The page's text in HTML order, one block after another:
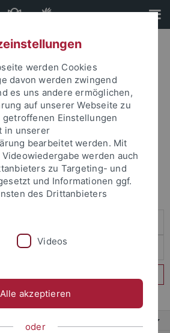
und Ihr Passwort an um sich
werden Cookies
davon werden zwingend
es uns andere ermöglichen,
auf unserer Webseite zu
Einstellungen
in unserer
bearbeitet werden. Mit
werden auch
zu Targeting- und
und Informationen ggf.
des Drittanbieters
Videos
Alle akzeptieren
oder